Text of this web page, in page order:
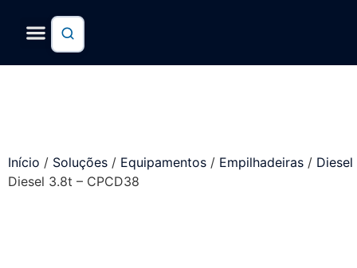
Início / Soluções / Equipamentos / Empilhadeiras / Diesel
Diesel 3.8t – CPCD38